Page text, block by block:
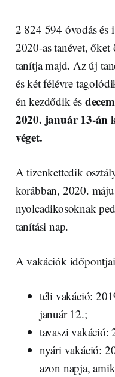
2 824 594 óvodás és
2020-as tanévet, őket
tanítja majd. Az új
és két félévre
én kezdődik és
2020. január 13-án
véget.
A tizenkettedik
korábban, 2020.
nyolcadikosoknak
tanítási nap.
A vakációk
téli vakáció:
január 12.;
tavaszi
nyári vakáció:
azon napja,